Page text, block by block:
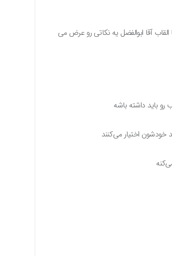
آقا ابوالفضل یه نکاتی رو عرض می
رو باید داشته باشه
خودشون اختیار می‌کنند